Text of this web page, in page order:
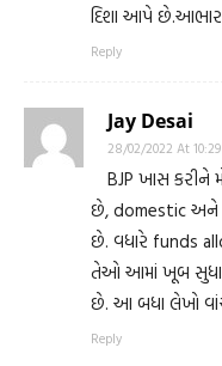
દિશા આપે
Reply
Jay Desai
28/02/2022 At
BJP ખાસ કરીને
છે, domestic અને
છે. વધારે funds
તેઓ આમાં ખૂબ
છે. આ બધા લેખો
Reply